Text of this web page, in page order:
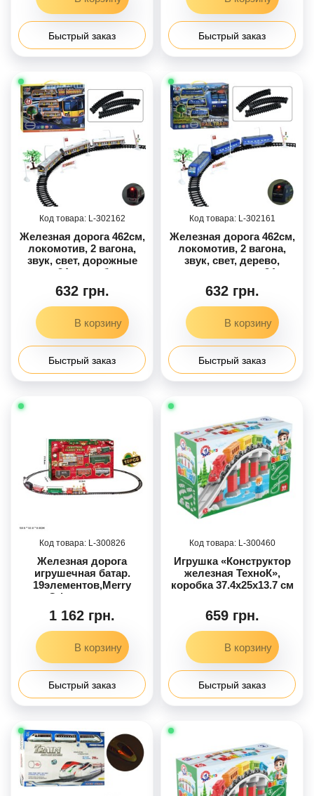
Быстрый заказ Быстрый заказ
302162
Железная дорога 462см,
локомотив, 2 вагона,
звук, свет, дорожные
знаки, 24шт, на бат-ц, в
кор-ц, 45,5-35,5-6,5см /18/
632 грн.
Быстрый заказ
302161
Железная дорога 462см,
локомотив, 2 вагона,
звук, свет, дерево,
дорожные знаки, 24шт,
на бат-ц, в кор-ц, 45,5-
35,5-6,5см /18/
632 грн.
Быстрый заказ
300826
Железная дорога
игрушечная батар.
19элементов,Merry
Cristmas кор.
53,5*32*8см /12/
1 162 грн.
Быстрый заказ
300460
Игрушка «Конструктор
железная ТехноК»,
коробка 37.4х25х13.7 см
659 грн.
Быстрый заказ